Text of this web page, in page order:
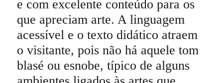
e com excelente conteúdo para os
que apreciam arte. A linguagem
acessível e o texto didático atraem
o visitante, pois não há aquele tom
blasé ou esnobe, típico de alguns